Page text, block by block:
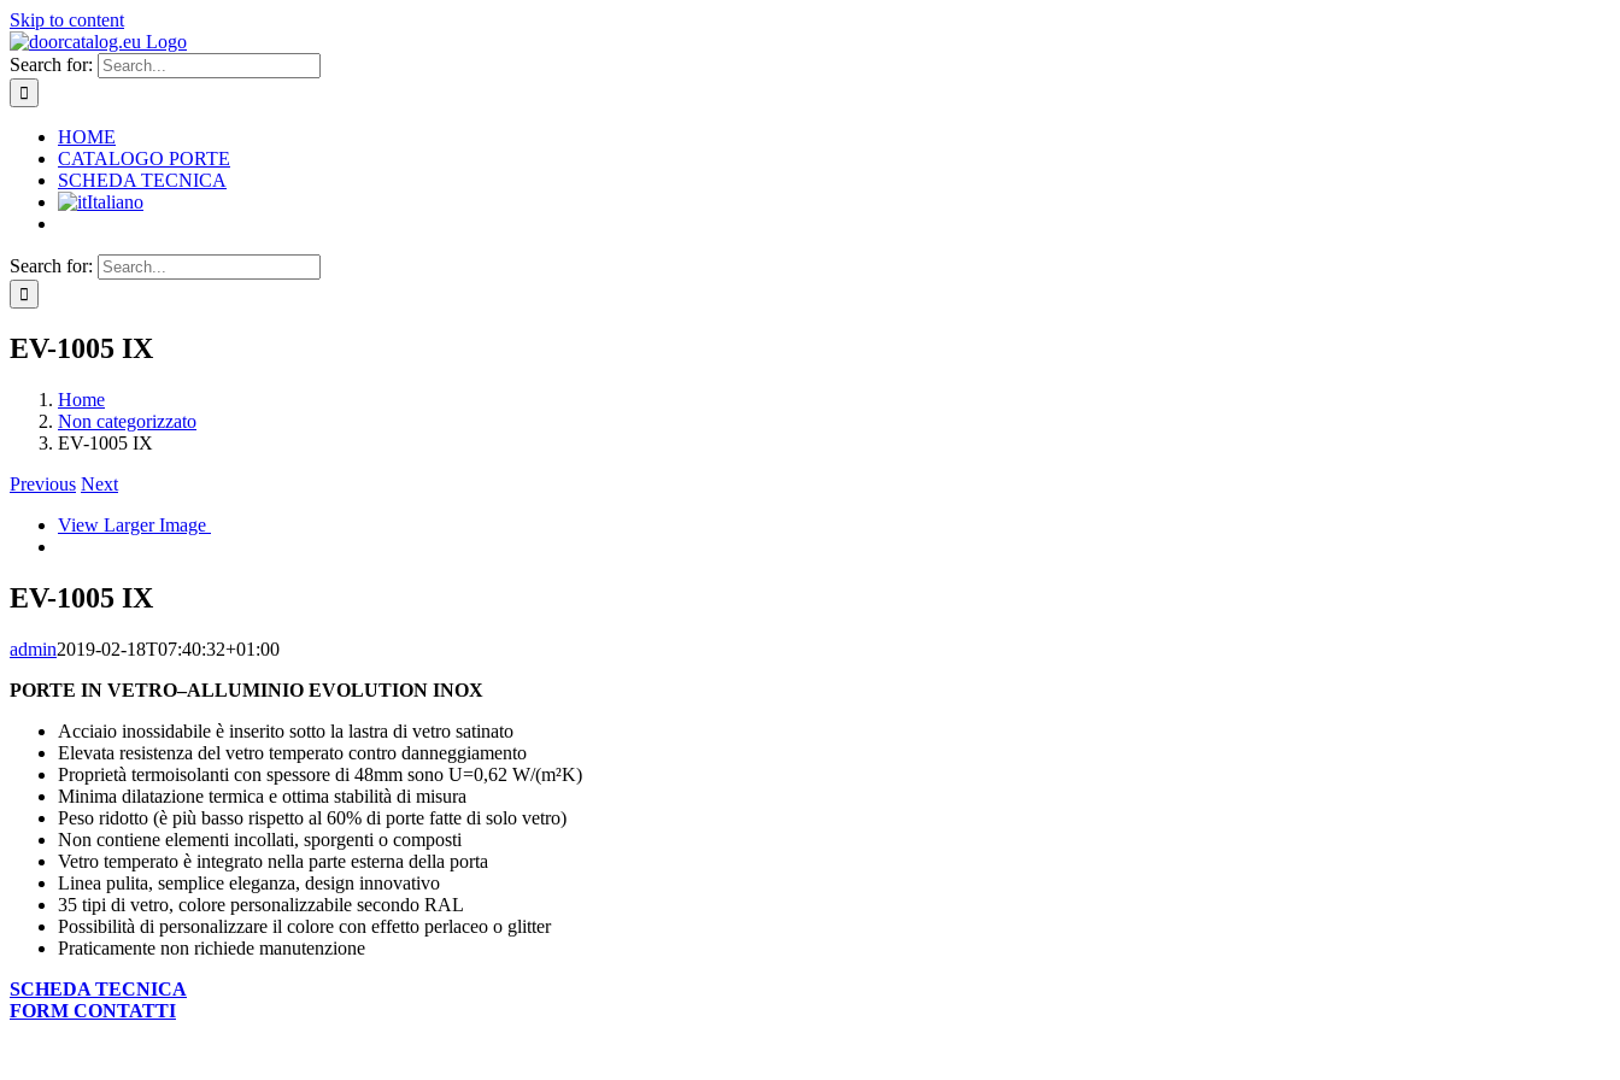
Skip to content
Search for:
HOME
CATALOGO PORTE
SCHEDA TECNICA
Italiano
Search for:
EV-1005 IX
Home
Non categorizzato
EV-1005 IX
Previous Next
View Larger Image
EV-1005 IX
admin2019-02-18T07:40:32+01:00
PORTE IN VETRO–ALLUMINIO EVOLUTION INOX
Acciaio inossidabile è inserito sotto la lastra di vetro satinato
Elevata resistenza del vetro temperato contro danneggiamento
Proprietà termoisolanti con spessore di 48mm sono U=0,62 W/(m²K)
Minima dilatazione termica e ottima stabilità di misura
Peso ridotto (è più basso rispetto al 60% di porte fatte di solo vetro)
Non contiene elementi incollati, sporgenti o composti
Vetro temperato è integrato nella parte esterna della porta
Linea pulita, semplice eleganza, design innovativo
35 tipi di vetro, colore personalizzabile secondo RAL
Possibilità di personalizzare il colore con effetto perlaceo o glitter
Praticamente non richiede manutenzione
SCHEDA TECNICA
FORM CONTATTI